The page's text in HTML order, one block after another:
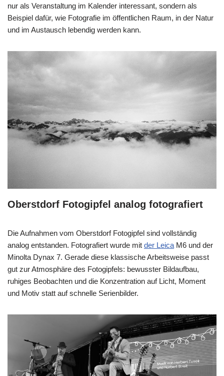
nur als Veranstaltung im Kalender interessant, sondern als
Beispiel dafür, wie Fotografie im öffentlichen Raum, in der Natur
und im Austausch lebendig werden kann.
Oberstdorf Fotogipfel analog fotografiert
Die Aufnahmen vom Oberstdorf Fotogipfel sind vollständig
analog entstanden. Fotografiert wurde mit der Leica M6 und der
Minolta Dynax 7. Gerade diese klassische Arbeitsweise passt
gut zur Atmosphäre des Fotogipfels: bewusster Bildaufbau,
ruhiges Beobachten und die Konzentration auf Licht, Moment
und Motiv statt auf schnelle Serienbilder.